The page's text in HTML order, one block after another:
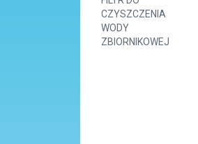
CZYSZCZENIA
WODY
ZBIORNIKOWEJ